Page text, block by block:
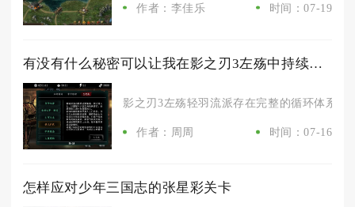
作者：李佳乐 时间：07-19
有没有什么秘密可以让我在影之刃3左殇中持续使用无限剑幕
影之刃3左殇轻羽流派存在完整的循环体系，
作者：周周 时间：07-16
怎样应对少年三国志的张星彩关卡